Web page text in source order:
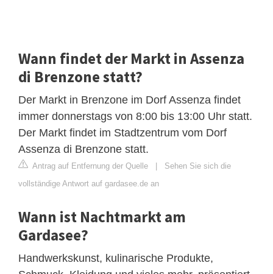
Wann findet der Markt in Assenza
di Brenzone statt?
Der Markt in Brenzone im Dorf Assenza findet
immer donnerstags von 8:00 bis 13:00 Uhr statt.
Der Markt findet im Stadtzentrum vom Dorf
Assenza di Brenzone statt.
Antrag auf Entfernung der Quelle | Sehen Sie sich die
vollständige Antwort auf gardasee.de an
Wann ist Nachtmarkt am
Gardasee?
Handwerkskunst, kulinarische Produkte,